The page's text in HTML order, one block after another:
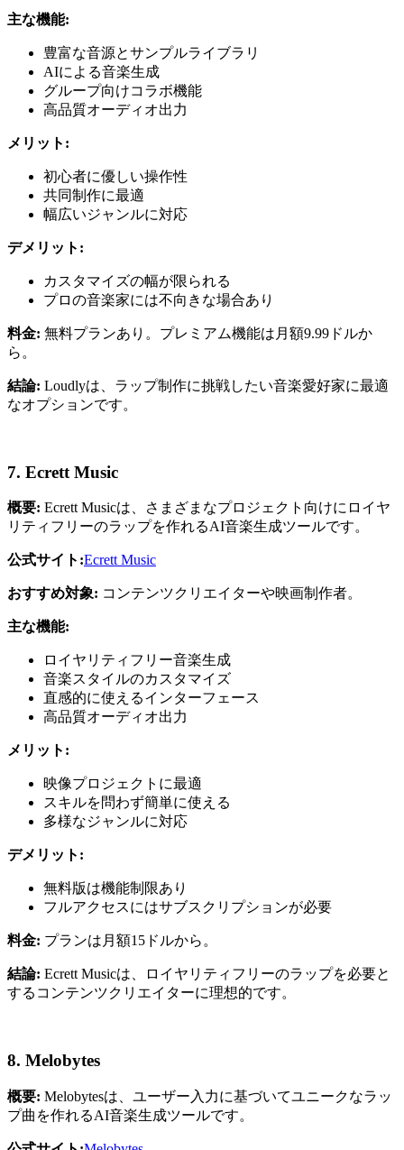
主な機能:
豊富な音源とサンプルライブラリ
AIによる音楽生成
グループ向けコラボ機能
高品質オーディオ出力
メリット:
初心者に優しい操作性
共同制作に最適
幅広いジャンルに対応
デメリット:
カスタマイズの幅が限られる
プロの音楽家には不向きな場合あり
料金: 無料プランあり。プレミアム機能は月額9.99ドルか
ら。
結論: Loudlyは、ラップ制作に挑戦したい音楽愛好家に最適
なオプションです。
7. Ecrett Music
概要: Ecrett Musicは、さまざまなプロジェクト向けにロイヤ
リティフリーのラップを作れるAI音楽生成ツールです。
公式サイト:Ecrett Music
おすすめ対象: コンテンツクリエイターや映画制作者。
主な機能:
ロイヤリティフリー音楽生成
音楽スタイルのカスタマイズ
直感的に使えるインターフェース
高品質オーディオ出力
メリット:
映像プロジェクトに最適
スキルを問わず簡単に使える
多様なジャンルに対応
デメリット:
無料版は機能制限あり
フルアクセスにはサブスクリプションが必要
料金: プランは月額15ドルから。
結論: Ecrett Musicは、ロイヤリティフリーのラップを必要と
するコンテンツクリエイターに理想的です。
8. Melobytes
概要: Melobytesは、ユーザー入力に基づいてユニークなラッ
プ曲を作れるAI音楽生成ツールです。